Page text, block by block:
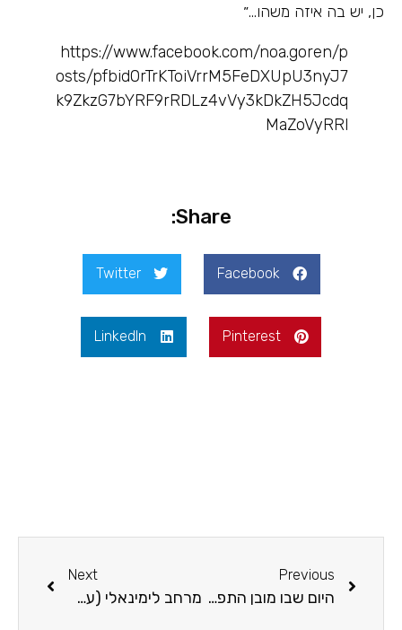
כן, יש בה איזה משהו…״
https://www.facebook.com/noa.goren/p
osts/pfbid0rTrKToiVrrM5FeDXUpU3nyJ7
k9ZkzG7bYRF9rRDLz4vVy3kDkZH5Jcdq
MaZoVyRRl
Share:
Facebook
Twitter
Pinterest
LinkedIn
Previous
היום שבו מובן התפרק מהוראה
Next
מרחב לימינאלי (על אהבה וכו’)